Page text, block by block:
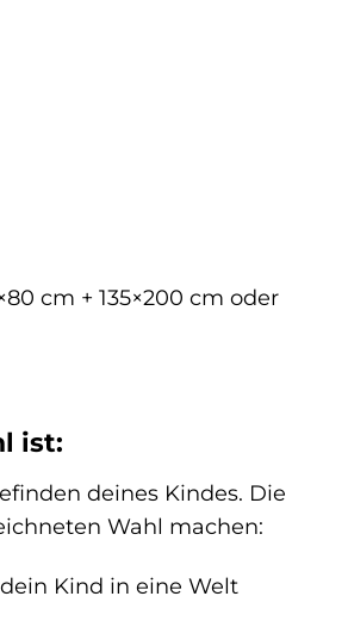
cm + 135×200 cm oder
ist:
deines Kindes. Die
Wahl machen:
Kind in eine Welt